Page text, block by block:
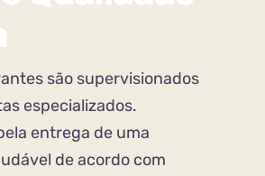
são supervisionados
especializados.
entrega de uma
de acordo com